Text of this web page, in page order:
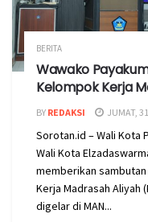
BERITA
Wawako
Kelompok Kerja
BY REDAKSI JUMAT,
Sorotan.id – Wali Kota
Wali Kota
memberikan
Kerja Madrasah Aliyah
digelar di MAN...